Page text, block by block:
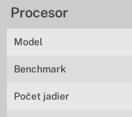
Procesor
Model
Benchmark
Počet jadier